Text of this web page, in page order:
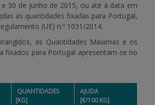
30 de junho de 2015, ou até à data em
as quantidades fixadas para Portugal,
(UE) n.º 1031/2014.
, as Quantidades Máximas e os
fixados para Portugal apresentam-se no
QUANTIDADES
[KG]
AJUDA
[€/100 KG]